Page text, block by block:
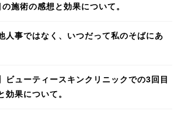
施術の感想と効果について。
人事ではなく、いつだって私のそばにあ
ビューティースキンクリニックでの3回目
効果について。